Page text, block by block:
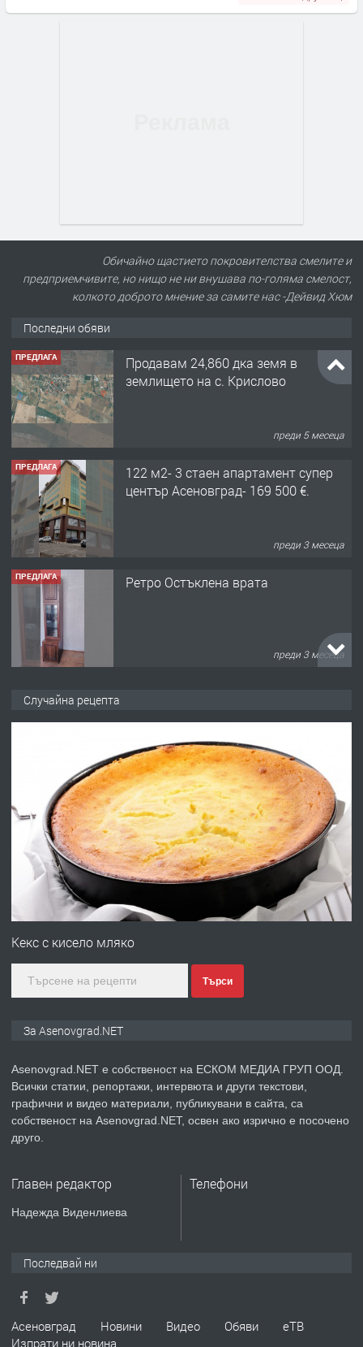
Обичайно щастието покровителства смелите и
предприемчивите, но нищо не ни внушава по-голяма смелост,
колкото доброто мнение за самите нас -Дейвид Хюм
Последни обяви
ПРЕДЛАГА
Продавам 24,860 дка земя в
землището на с. Крислово
преди 5 месеца
ПРЕДЛАГА
122 м2- 3 стаен апартамент супер
център Асеновград- 169 500 €.
преди 3 месеца
ПРЕДЛАГА Ретро Остъклена врата
преди 3 месеца
преди 10 месеца
ПРЕДЛАГА
Професионална броячна машина -
със сертификат от ЕЦБ
преди 1 година
Професионална зеленчукорезачка
преди 2 години
ПРЕДЛАГА
Давам индивидуалани уроци по
ремонт на покриви
ПРЕДЛАГА
Случайна рецепта
Кекс с кисело мляко
Търси
За Asenovgrad.NET
Asenovgrad.NET е собственост на ЕСКОМ МЕДИА ГРУП ООД.
Всички статии, репортажи, интервюта и други текстови,
графични и видео материали, публикувани в сайта, са
собственост на Asenovgrad.NET, освен ако изрично е посочено
друго.
Главен редактор
Надежда Виденлиева
Телефони
Последвай ни
Асеновград Новини Видео Обяви
еТВ
Изпрати ни новина